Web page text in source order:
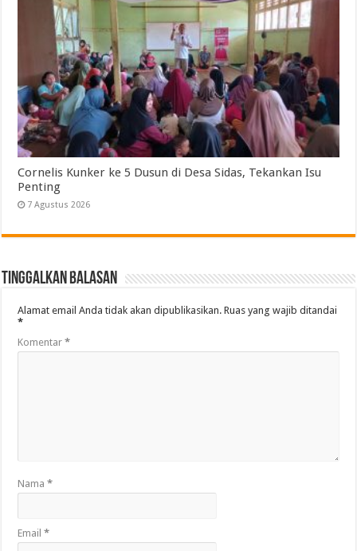
Cornelis Kunker ke 5 Dusun di Desa Sidas, Tekankan Isu
Penting
7 Agustus 2026
Tinggalkan Balasan
Alamat email Anda tidak akan dipublikasikan. Ruas yang wajib ditandai
*
Komentar*
Nama*
Email*